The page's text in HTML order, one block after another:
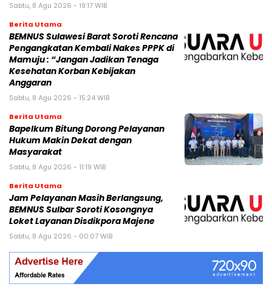
Sabtu, 8 Agu 2026 - 19:17 WIB
Berita Utama
BEMNUS Sulawesi Barat Soroti Rencana
Pengangkatan Kembali Nakes PPPK di
Mamuju : “Jangan Jadikan Tenaga
Kesehatan Korban Kebijakan
Anggaran
Sabtu, 8 Agu 2026 - 15:24 WIB
Berita Utama
Bapelkum Bitung Dorong Pelayanan
Hukum Makin Dekat dengan
Masyarakat
Sabtu, 8 Agu 2026 - 11:19 WIB
Berita Utama
Jam Pelayanan Masih Berlangsung,
BEMNUS Sulbar Soroti Kosongnya
Loket Layanan Disdikpora Majene
Sabtu, 8 Agu 2026 - 00:07 WIB